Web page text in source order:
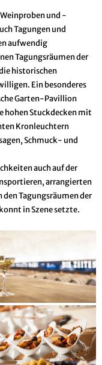
und -
Tagungen und
aufwendig
Tagungsräumen der
historischen
Ein besonderes
Garten-Pavillion
hohen Stuckdecken mit
Kronleuchtern
Schmuck- und
auch auf der
arrangierten
Tagungsräumen der
in Szene setzte.